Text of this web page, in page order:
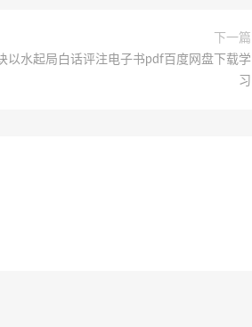
下一篇
以水起局白话评注电子书pdf百度网盘下载学
习